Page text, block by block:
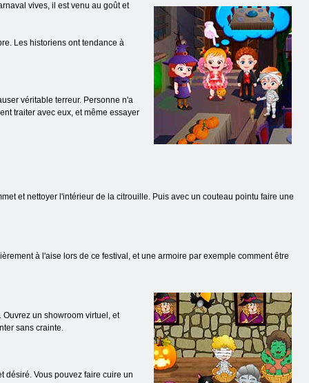
vives, il est venu au goût et
Les historiens ont tendance à
véritable terreur. Personne n'a
traiter avec eux, et même essayer
et nettoyer l'intérieur de la citrouille. Puis avec un couteau pointu faire une
à l'aise lors de ce festival, et une armoire par exemple comment être
un showroom virtuel, et
sans crainte.
désiré. Vous pouvez faire cuire un